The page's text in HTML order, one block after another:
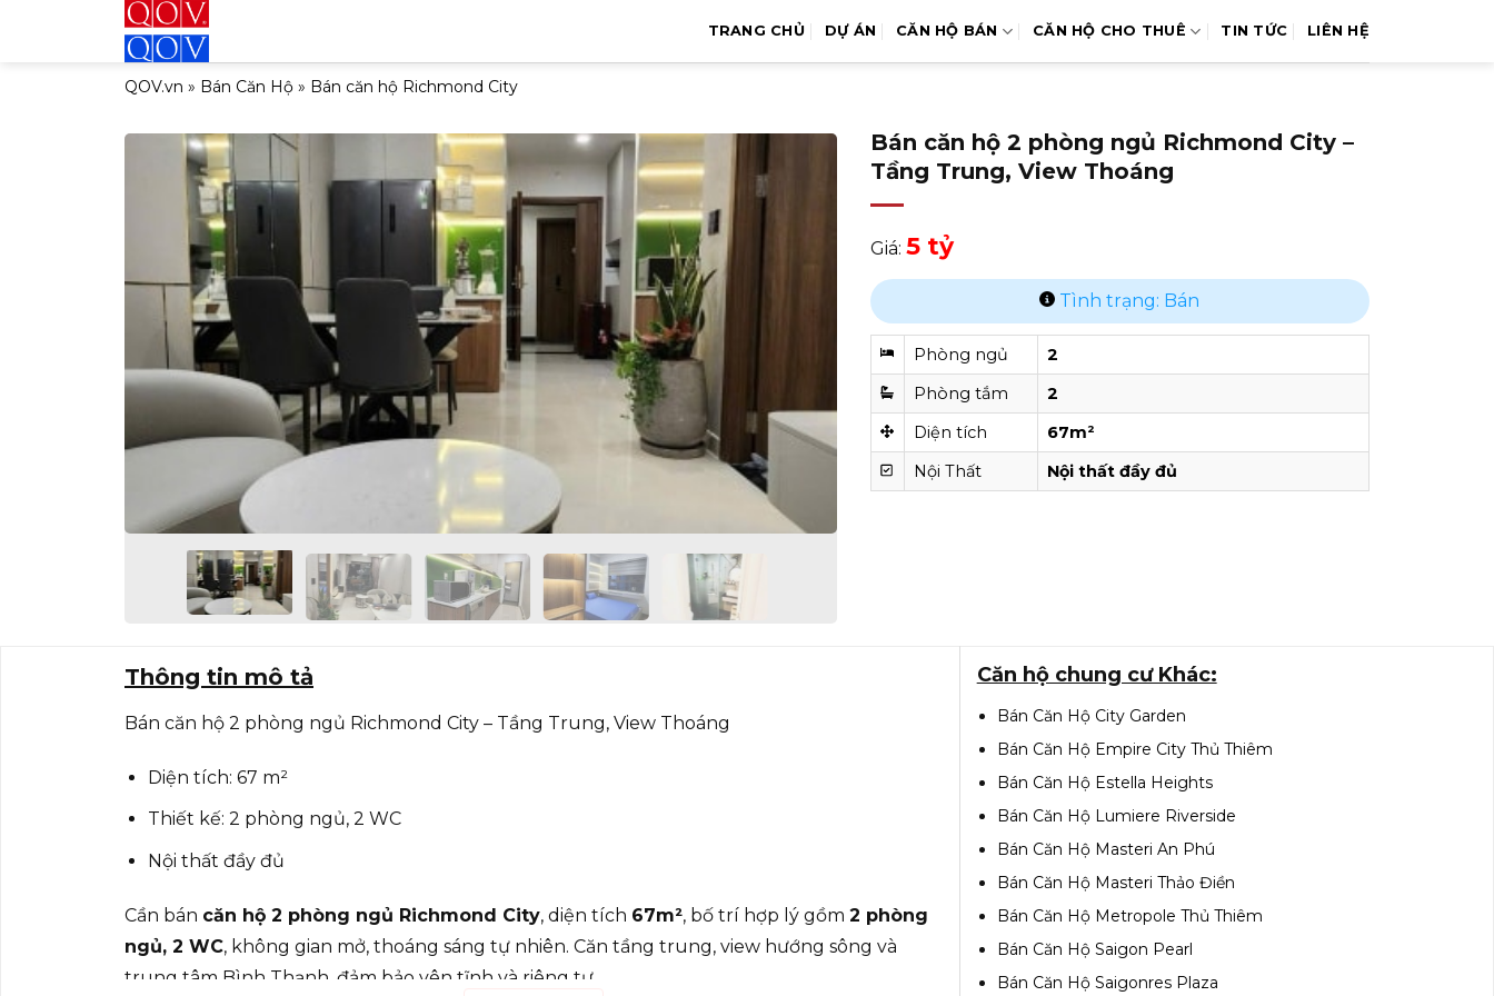
TRANG CHỦ DỰ ÁN CĂN HỘ BÁN CĂN HỘ CHO THUÊ TIN TỨC LIÊN HỆ
QOV.vn » Bán Căn Hộ » Bán căn hộ Richmond City
Bán căn hộ 2 phòng ngủ Richmond City –
Tầng Trung, View Thoáng
Giá: 5 tỷ
Tình trạng: Bán
Phòng ngủ
2
Phòng tắm
2
Diện tích
67m²
Nội Thất
Nội thất đầy đủ
Thông tin mô tả
Bán căn hộ 2 phòng ngủ Richmond City – Tầng Trung, View Thoáng
Diện tích: 67 m²
Thiết kế: 2 phòng ngủ, 2 WC
Nội thất đầy đủ
Cần bán căn hộ 2 phòng ngủ Richmond City, diện tích 67m², bố trí hợp lý gồm 2 phòng
ngủ, 2 WC, không gian mở, thoáng sáng tự nhiên. Căn tầng trung, view hướng sông và
trung tâm Bình Thạnh, đảm bảo yên tĩnh và riêng tư.
Căn hộ chung cư Khác:
Bán Căn Hộ City Garden
Bán Căn Hộ Empire City Thủ Thiêm
Bán Căn Hộ Estella Heights
Bán Căn Hộ Lumiere Riverside
Bán Căn Hộ Masteri An Phú
Bán Căn Hộ Masteri Thảo Điền
Bán Căn Hộ Metropole Thủ Thiêm
Bán Căn Hộ Saigon Pearl
Bán Căn Hộ Saigonres Plaza